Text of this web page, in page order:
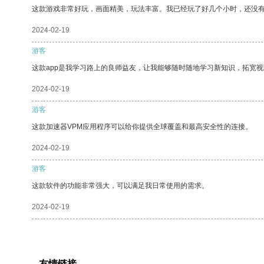
这款游戏非常好玩，画面精美，玩法丰富。我已经玩了好几个小时，还没有
2024-02-19
游客
这款app是我学习路上的良师益友，让我能够随时随地学习新知识，拓宽视
2024-02-19
游客
这款加速器VPM应用程序可以给你提供全球覆盖和最高安全性的连接。
2024-02-19
游客
这款软件的功能非常强大，可以满足我日常使用的需求。
2024-02-19